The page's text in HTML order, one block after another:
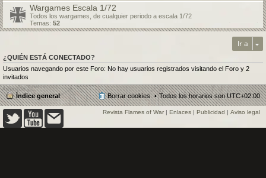
Wargames Escala 1/72
Todos los wargames, de cualquier periodo a escala 1/72
Temas: 52
Ir a
¿QUIÉN ESTÁ CONECTADO?
Usuarios navegando por este Foro: No hay usuarios registrados visitando el Foro y 2
invitados
Índice general Todos los horarios sonUTC+02:00
Borrar cookies
Revista Flames of War | Enlaces | Publicidad | Aviso legal